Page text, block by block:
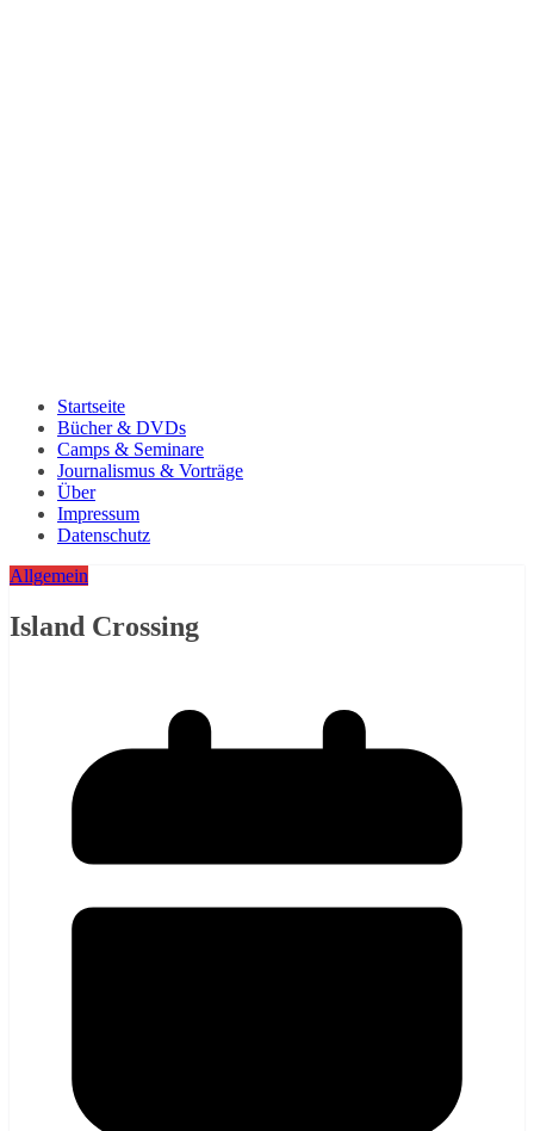
Startseite
Bücher & DVDs
Camps & Seminare
Journalismus & Vorträge
Über
Impressum
Datenschutz
Allgemein
Island Crossing